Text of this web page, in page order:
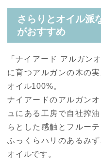
さらりとオイル派
がおすすめ
「ナイアード アルガン
に育つアルガンの木の
オイル100%。
ナイアードのアルガン
ュにある工房で自社搾
らとした感触とフルー
ふっくらハリのあるみ
オイルです。